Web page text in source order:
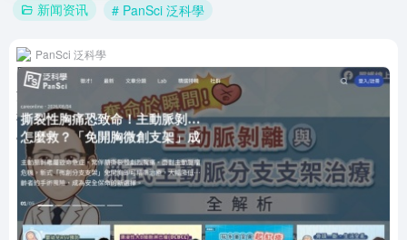
新闻资讯 # PanSci 泛科學
PanSci 泛科學